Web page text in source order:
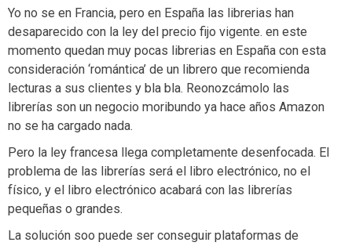
Yo no se en Francia, pero en España las librerias han
desaparecido con la ley del precio fijo vigente. en este
momento quedan muy pocas librerias en España con esta
consideración ‘romántica’ de un librero que recomienda
lecturas a sus clientes y bla bla. Reonozcámolo las
librerías son un negocio moribundo ya hace años Amazon
no se ha cargado nada.
Pero la ley francesa llega completamente desenfocada. El
problema de las librerías será el libro electrónico, no el
físico, y el libro electrónico acabará con las librerías
pequeñas o grandes.
La solución soo puede ser conseguir plataformas de